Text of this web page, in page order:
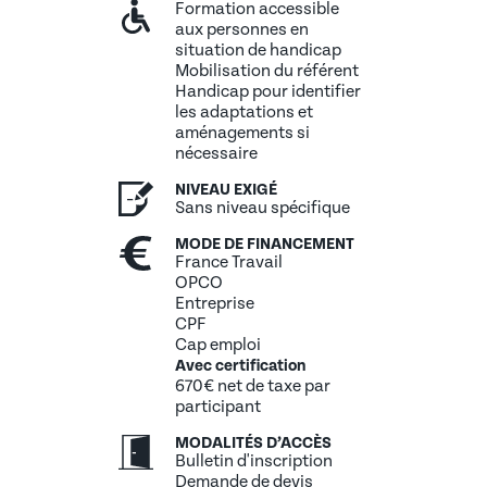
Formation accessible
aux personnes en
situation de handicap
Mobilisation du référent
Handicap pour identifier
les adaptations et
aménagements si
nécessaire
NIVEAU EXIGÉ
Sans niveau spécifique
MODE DE FINANCEMENT
France Travail
OPCO
Entreprise
CPF
Cap emploi
Avec certification
670€ net de taxe par
participant
MODALITÉS D’ACCÈS
Bulletin d'inscription
Demande de devis